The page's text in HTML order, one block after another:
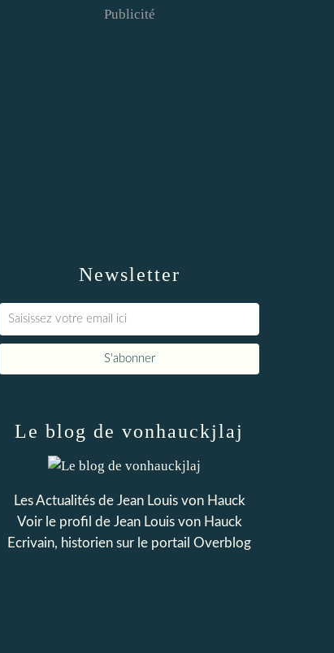
Newsletter
Publicité
Le blog de vonhauckjlaj
Les Actualités de Jean Louis von Hauck
Voir le profil de Jean Louis von Hauck
Ecrivain, historien sur le portail Overblog